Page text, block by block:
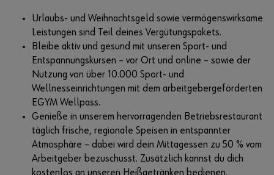
Urlaubs- und Weihnachtsgeld sowie vermögenswirksame
Leistungen sind Teil deines Vergütungspakets.
Bleibe aktiv und gesund mit unseren Sport- und
Entspannungskursen – vor Ort und online – sowie der
Nutzung von über 10.000 Sport- und
Wellnesseinrichtungen mit dem arbeitgebergeförderten
EGYM Wellpass.
Genieße in unserem hervorragenden Betriebsrestaurant
täglich frische, regionale Speisen in entspannter
Atmosphäre – dabei wird dein Mittagessen zu 50 % vom
Arbeitgeber bezuschusst. Zusätzlich kannst du dich
kostenlos an unseren Heißgetränken bedienen.